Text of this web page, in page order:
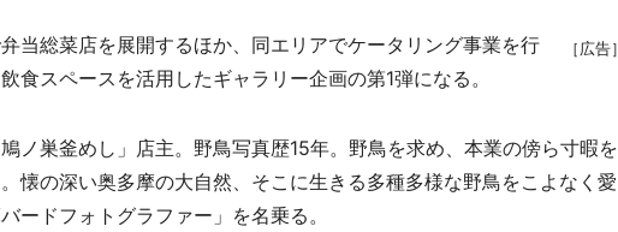
［広告］
当総菜店を展開するほか、同エリアでケータリング事業を行
食スペースを活用したギャラリー企画の第1弾になる。
ノ巣釜めし」店主。野鳥写真歴15年。野鳥を求め、本業の傍ら寸暇を
懐の深い奥多摩の大自然、そこに生きる多種多様な野鳥をこよなく愛
ードフォトグラファー」を名乗る。